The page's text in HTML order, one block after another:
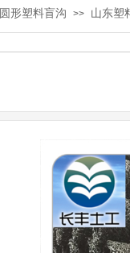
圆形塑料盲沟 >> 山东塑